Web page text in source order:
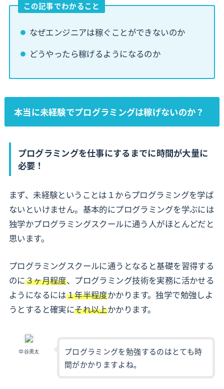
この記事でわかること
なぜエンジニアは稼ぐことができないのか
どうやったら稼げるようになるのか
本当に未経験でプログラミングは稼げないのか？
プログラミングを仕事にするまでに時間が大量に
必要！
まず、未経験ということは１からプログラミングを学ば
ないといけません。基本的にプログラミングを学ぶには
独学かプログラミングスクールに通う人がほとんどだと
思います。
プログラミングスクールに通うとなると基礎を習得する
のに３ヶ月程度、プログラミング技術を実務に活かせる
ようになるには１年半程度かかります。独学で勉強しよ
うとすると確実にそれ以上かかります。
中谷勇太
プログラミングを勉強するのはとても時
間がかかりますよね。